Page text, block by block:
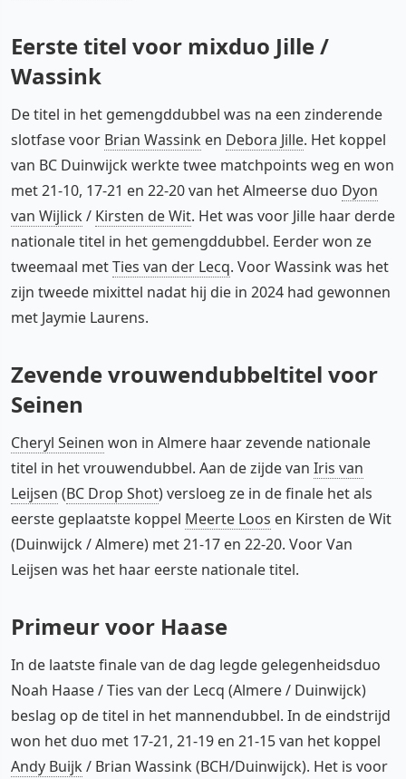
Eerste titel voor mixduo Jille /
Wassink
De titel in het gemengddubbel was na een zinderende
slotfase voor Brian Wassink en Debora Jille. Het koppel
van BC Duinwijck werkte twee matchpoints weg en won
met 21-10, 17-21 en 22-20 van het Almeerse duo Dyon
van Wijlick/ Kirsten de Wit. Het was voor Jille haar derde
nationale titel in het gemengddubbel. Eerder won ze
tweemaal metTies van der Lecq. Voor Wassink was het
zijn tweede mixittel nadat hij die in 2024 had gewonnen
met Jaymie Laurens.
Zevende vrouwendubbeltitel voor
Seinen
Cheryl Seinen won in Almere haar zevende nationale
titel in het vrouwendubbel. Aan de zijde van Iris van
Leijsen (BC Drop Shot) versloeg ze in de finale het als
eerste geplaatste koppel Meerte Loos en Kirsten de Wit
(Duinwijck / Almere) met 21-17 en 22-20. Voor Van
Leijsen was het haar eerste nationale titel.
Primeur voor Haase
In de laatste finale van de dag legde gelegenheidsduo
Noah Haase / Ties van der Lecq (Almere / Duinwijck)
beslag op de titel in het mannendubbel. In de eindstrijd
won het duo met 17-21, 21-19 en 21-15 van het koppel
Andy Buijk/ Brian Wassink (BCH/Duinwijck). Het is voor